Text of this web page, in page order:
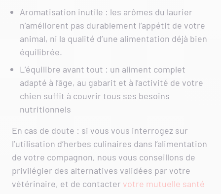
Aromatisation inutile : les arômes du laurier
n’améliorent pas durablement l’appétit de votre
animal, ni la qualité d’une alimentation déjà bien
équilibrée.
L’équilibre avant tout : un aliment complet
adapté à l’âge, au gabarit et à l’activité de votre
chien suffit à couvrir tous ses besoins
nutritionnels
En cas de doute : si vous vous interrogez sur
l’utilisation d’herbes culinaires dans l’alimentation
de votre compagnon, nous vous conseillons de
privilégier des alternatives validées par votre
vétérinaire, et de contacter votre mutuelle santé